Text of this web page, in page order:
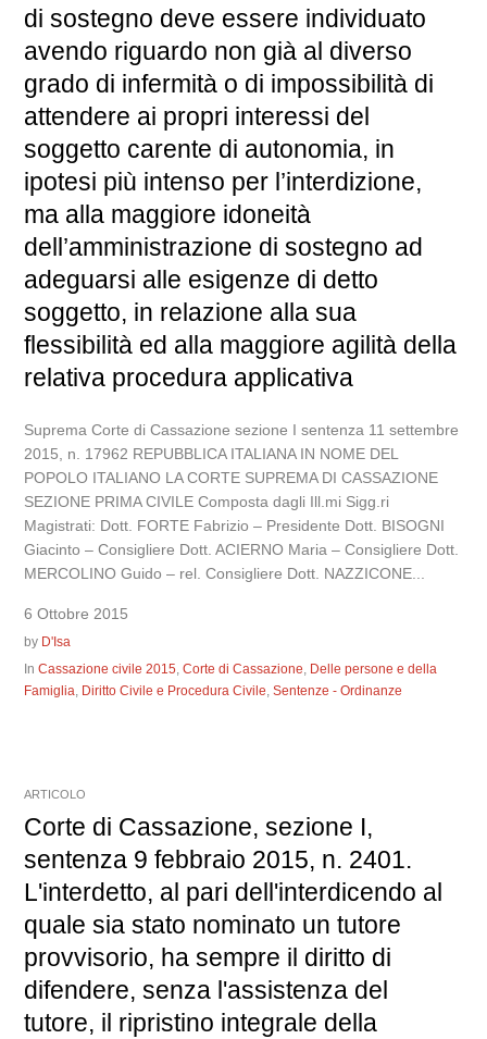
di sostegno deve essere individuato
avendo riguardo non già al diverso
grado di infermità o di impossibilità di
attendere ai propri interessi del
soggetto carente di autonomia, in
ipotesi più intenso per l’interdizione,
ma alla maggiore idoneità
dell’amministrazione di sostegno ad
adeguarsi alle esigenze di detto
soggetto, in relazione alla sua
flessibilità ed alla maggiore agilità della
relativa procedura applicativa
Suprema Corte di Cassazione sezione I sentenza 11 settembre
2015, n. 17962 REPUBBLICA ITALIANA IN NOME DEL
POPOLO ITALIANO LA CORTE SUPREMA DI CASSAZIONE
SEZIONE PRIMA CIVILE Composta dagli Ill.mi Sigg.ri
Magistrati: Dott. FORTE Fabrizio – Presidente Dott. BISOGNI
Giacinto – Consigliere Dott. ACIERNO Maria – Consigliere Dott.
MERCOLINO Guido – rel. Consigliere Dott. NAZZICONE...
6 Ottobre 2015
by D'Isa
InCassazione civile 2015,Corte di Cassazione, Delle persone e della
Famiglia, Diritto Civile e Procedura Civile,Sentenze - Ordinanze
ARTICOLO
Corte di Cassazione, sezione I,
sentenza 9 febbraio 2015, n. 2401.
L'interdetto, al pari dell'interdicendo al
quale sia stato nominato un tutore
provvisorio, ha sempre il diritto di
difendere, senza l'assistenza del
tutore, il ripristino integrale della